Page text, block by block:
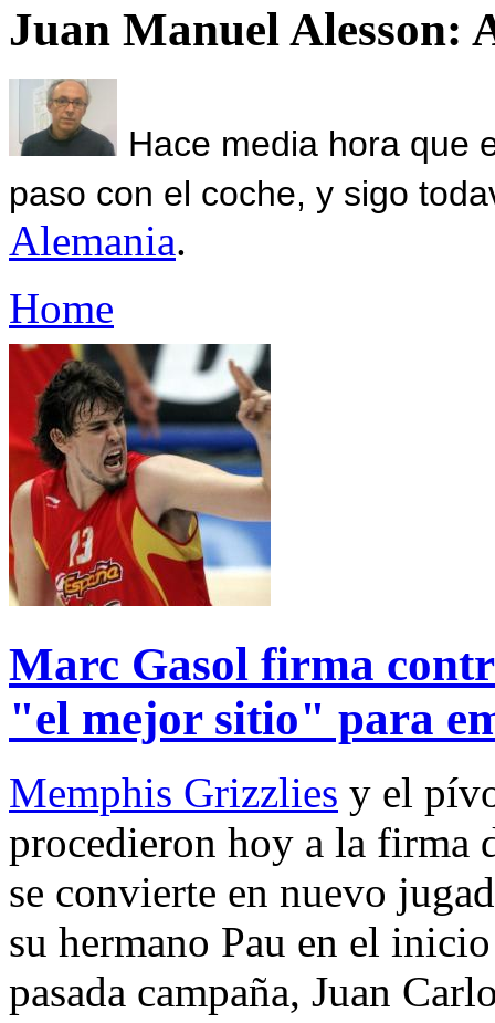
Juan Manuel Alesson:
Hace media hora que
paso con el coche, y sigo
Alemania.
Home
Marc Gasol firma
"el mejor sitio" para
Memphis Grizzlies y el
procedieron hoy a la firma
se convierte en nuevo
su hermano Pau en el
pasada campaña, Juan